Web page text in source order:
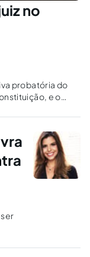
no
probatória do
e o
democrático.